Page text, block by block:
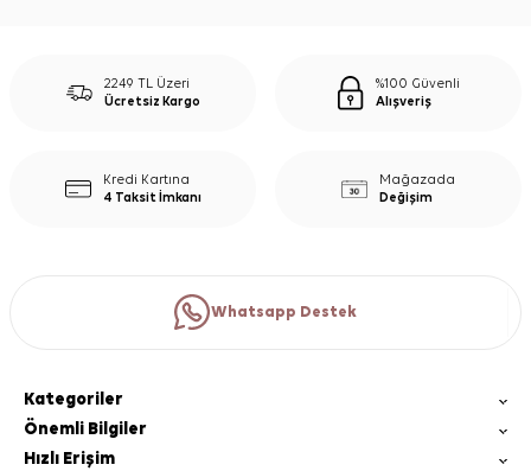
2249 TL Üzeri
Ücretsiz Kargo
%100 Güvenli
Alışveriş
Kredi Kartına
4 Taksit İmkanı
Mağazada
Değişim
Whatsapp Destek
Kategoriler
Önemli Bilgiler
Hızlı Erişim